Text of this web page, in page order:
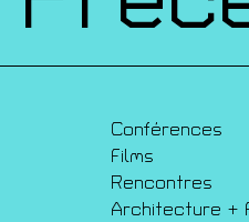
Conférences
Films
Rencontres
Architecture +